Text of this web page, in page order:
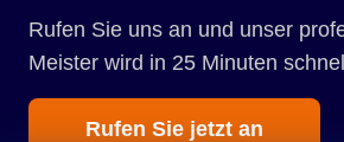
Rufen Sie uns an und unser
Meister wird in 25 Minuten
Rufen Sie jetzt an